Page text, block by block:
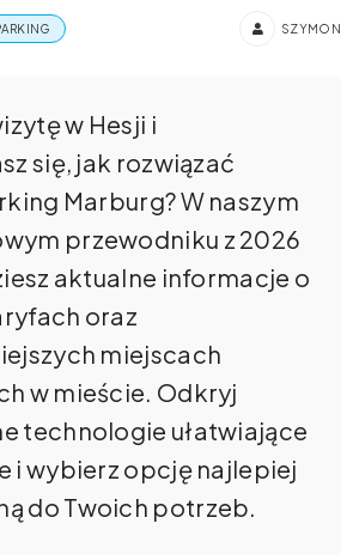
SZYMON
w Hesji i
się, jak rozwiązać
Marburg? W naszym
przewodniku z 2026
aktualne informacje o
oraz
miejscach
w mieście. Odkryj
technologie ułatwiające
i wybierz opcję najlepiej
do Twoich potrzeb.